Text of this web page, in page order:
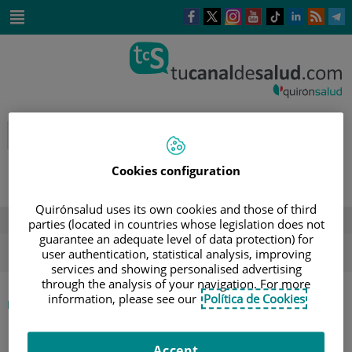
Este
enlace
se
ventana
nueva.
Este
enlace
se
una
ventana
nueva.
Este
enlace
se
una
ventana
nueva.
Este
enlace
se
una
ventana
nueva.
Enlace
una
Enlace
una
DESTACADOS
ola de calor verano sol
INICIO |AGENDA
Cookies configuration
Quirónsalud uses its own cookies and those of third
parties (located in countries whose legislation does not
guarantee an adequate level of data protection) for
user authentication, statistical analysis, improving
services and showing personalised advertising
through the analysis of your navigation. For more
information, please see our Política de Cookies